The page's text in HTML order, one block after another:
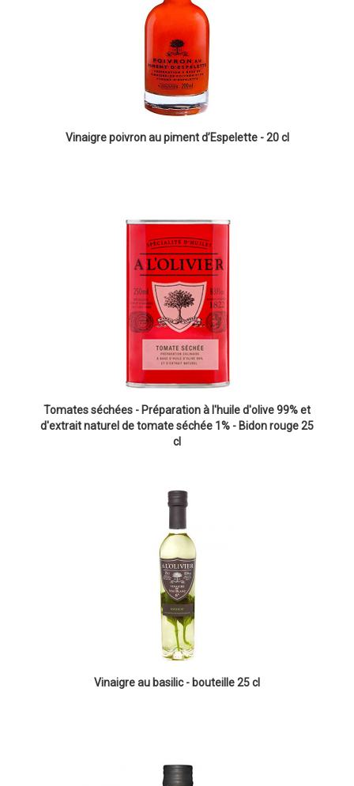
Vinaigre poivron au piment d’Espelette - 20 cl
Tomates séchées - Préparation à l'huile d'olive 99% et
d'extrait naturel de tomate séchée 1% - Bidon rouge 25
cl
Vinaigre au basilic - bouteille 25 cl